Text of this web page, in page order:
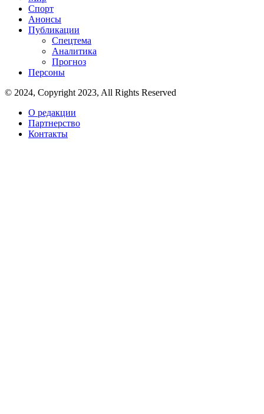
Спорт
Анонсы
Публикации
Спецтема
Аналитика
Прогноз
Персоны
© 2024, Copyright 2023, All Rights Reserved
О редакции
Партнерство
Контакты